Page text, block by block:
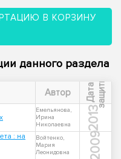
В КОРЗИНУ
данного раздела
Автор Д
а
т
а
з
а
щ
и
т ы
Емельянова,
Ирина
Николаевна
2013
: на
Войтенко,
Мария
Леонидовна
2009